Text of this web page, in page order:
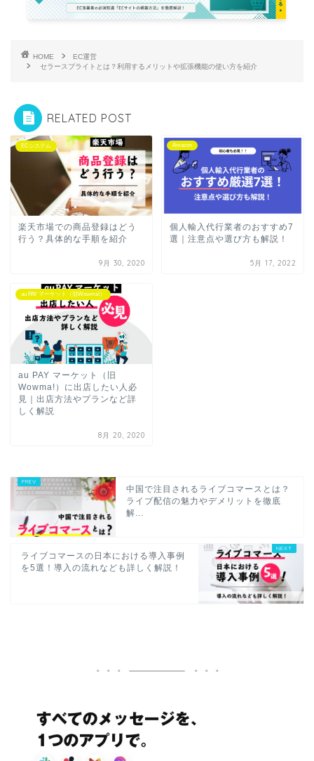
HOME
EC運営
セラースプライトとは？利用するメリットや拡張機能の使い方を紹介
RELATED POST
ECシステム
楽天市場での商品登録はどう
行う？具体的な手順を紹介
9月 30, 2020
Amazon
個人輸入代行業者のおすすめ7
選｜注意点や選び方も解説！
5月 17, 2022
au PAY マーケット（旧Wowma!）
au PAY マーケット（旧
Wowma!）に出店したい人必
見｜出店方法やプランなど詳
しく解説
8月 20, 2020
中国で注目されるライブコマースとは？
ライブ配信の魅力やデメリットを徹底
解...
ライブコマースの日本における導入事例
を5選！導入の流れなども詳しく解説！